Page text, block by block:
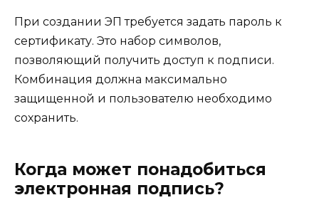
При создании ЭП требуется задать пароль к
сертификату. Это набор символов,
позволяющий получить доступ к подписи.
Комбинация должна максимально
защищенной и пользователю необходимо
сохранить.
Когда может понадобиться
электронная подпись?